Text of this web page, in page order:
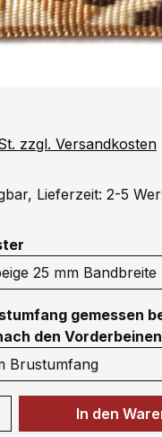
zzgl. Versandkosten
Lieferzeit: 2-5
gemessen
den Vorderbeinen
Gib den
In den